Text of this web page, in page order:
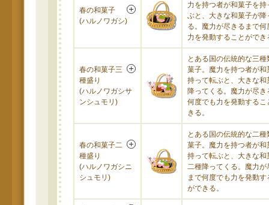
春の和菓子
(ハルノワガシ)
力を持つ者が和菓子を持
ぶと、大きな和菓子が降
る。魔力が尽きるまで何
力を発動することができ
春の和菓子三
種盛り
(ハルノワガシサ
ンシュモリ)
とある国の伝統的な三種
菓子。魔力を持つ者が和
持って転ぶと、大きな和
降ってくる。魔力が尽き
何度でも力を発動するこ
きる。
春の和菓子二
種盛り
(ハルノワガシニ
シュモリ)
とある国の伝統的な二種
菓子。魔力を持つ者が和
持って転ぶと、大きな和
二種降ってくる。魔力が
まで何度でも力を発動す
ができる。